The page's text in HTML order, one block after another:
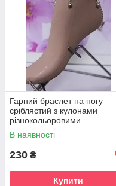
Гарний браслет на ногу
сріблястий з кулонами
різнокольоровими
В наявності
230 ₴
Купити